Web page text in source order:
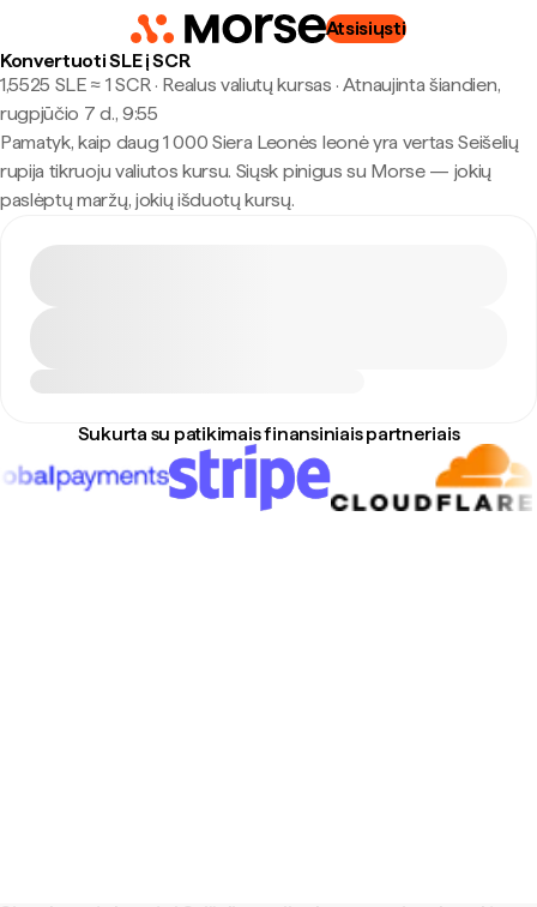
Atsisiųsti
Konvertuoti SLE į SCR
1,5525 SLE ≈ 1 SCR · Realus valiutų kursas · Atnaujinta šiandien,
rugpjūčio 7 d., 9:55
Pamatyk, kaip daug 1 000 Siera Leonės leonė yra vertas Seišelių
rupija tikruoju valiutos kursu. Siųsk pinigus su Morse — jokių
paslėptų maržų, jokių išduotų kursų.
Sukurta su patikimais finansiniais partneriais